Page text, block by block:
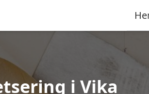
i Vika